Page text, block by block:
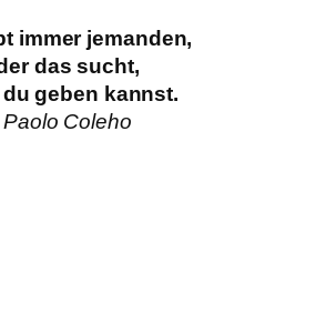
immer jemanden,
das sucht,
geben kannst.
Paolo Coleho